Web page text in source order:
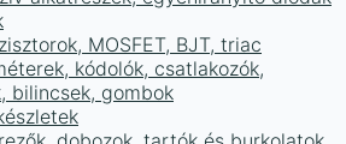
MOSFET, BJT, triac
kódolók, csatlakozók,
bilincsek, gombok